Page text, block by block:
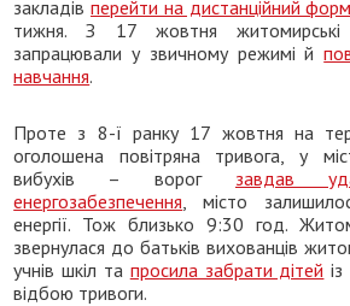
закладівперейти на дистанційний
тижня. З 17 жовтня житомирські
запрацювали у звичному режимі й
навчання.
Проте з 8-ї ранку 17 жовтня на
оголошена повітряна тривога, у
вибухів – ворог завдав
енергозабезпечення , місто
енергії. Тож близько 9:30 год.
звернулася до батьків вихованців
учнів шкіл та просила забрати дітей
відбою тривоги.